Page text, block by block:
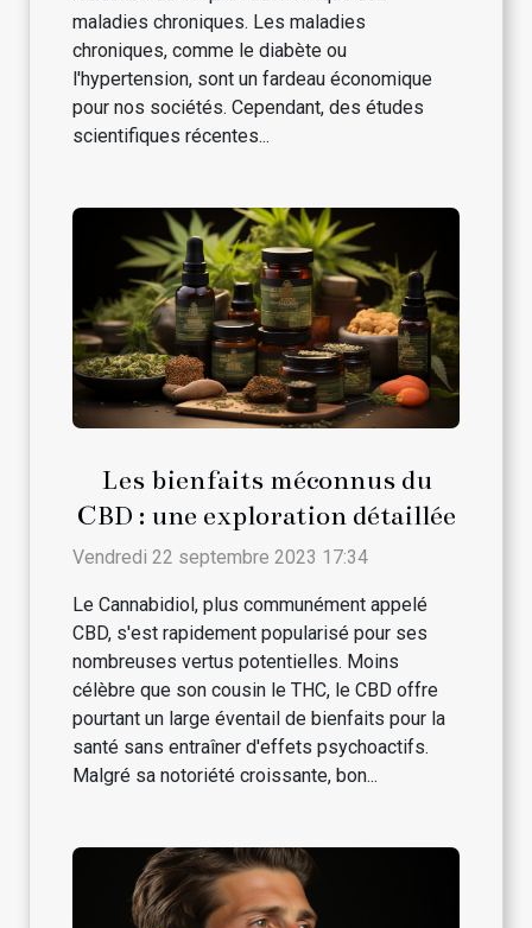
maladies chroniques. Les maladies
chroniques, comme le diabète ou
l'hypertension, sont un fardeau économique
pour nos sociétés. Cependant, des études
scientifiques récentes...
Les bienfaits méconnus du
CBD : une exploration détaillée
Vendredi 22 septembre 2023 17:34
Le Cannabidiol, plus communément appelé
CBD, s'est rapidement popularisé pour ses
nombreuses vertus potentielles. Moins
célèbre que son cousin le THC, le CBD offre
pourtant un large éventail de bienfaits pour la
santé sans entraîner d'effets psychoactifs.
Malgré sa notoriété croissante, bon...